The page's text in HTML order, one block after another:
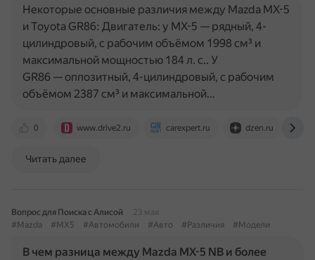
0 www.drive2.ru carexpert.ru dzen.ru
Некоторые основные различия между Mazda MX-5
и Toyota GR86: Двигатель: у MX-5 — рядный, 4-
цилиндровый, с рабочим объёмом 1998 см³ и
максимальной мощностью 184 л. с.. У
GR86 — оппозитный, 4-цилиндровый, с рабочим
объёмом 2387 см³ и максимальной…
Читать далее
Вопрос для Поиска с Алисой
23 мая
#Mazda
#MX5 #Автомобили #Авто #Различия #Модели
В чем разница между Mazda MX-5 NB и более